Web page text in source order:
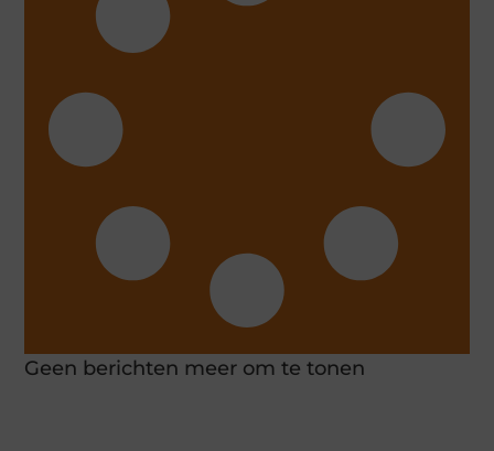
Geen berichten meer om te tonen